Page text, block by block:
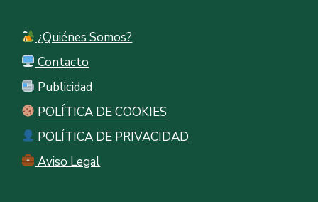
¿Quiénes Somos?
Contacto
Publicidad
POLÍTICA DE COOKIES
POLÍTICA DE PRIVACIDAD
Aviso Legal